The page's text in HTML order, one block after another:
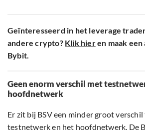
Geïnteresseerd in het leverage
andere crypto? Klik hieren maak een
Bybit.
Geen enorm verschil met
hoofdnetwerk
Er zit bij BSV een minder groot
testnetwerk en het hoofdnetwerk. De